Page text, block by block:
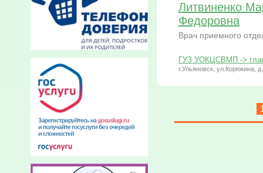
Литвиненко
Федоровна
Врач приемного
ГУЗ УОКЦСВМП ->
г.Ульяновск, ул.Корюкина,